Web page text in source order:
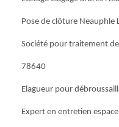
Pose de clôture Neauphle
Société pour traitement
78640
Elagueur pour
Expert en entretien